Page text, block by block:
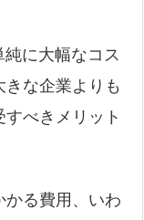
に大幅なコス
きな企業よりも
べきメリット
かる費用、いわ